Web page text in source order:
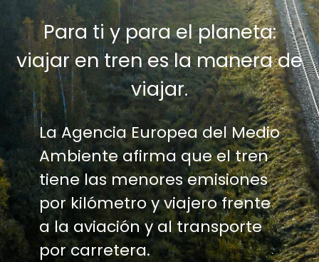
Para ti y para el planeta:
viajar en tren es la manera de
viajar.
La Agencia Europea del Medio
Ambiente afirma que el tren
tiene las menores emisiones
por kilómetro y viajero frente
a la aviación y al transporte
por carretera.